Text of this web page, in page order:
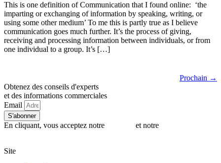
This is one definition of Communication that I found online: ‘the
imparting or exchanging of information by speaking, writing, or
using some other medium’ To me this is partly true as I believe
communication goes much further. It’s the process of giving,
receiving and processing information between individuals, or from
one individual to a group. It’s […]
Prochain →
Obtenez des conseils d'experts
et des informations commerciales
Email
S'abonner
En cliquant, vous acceptez notre et notre
Site